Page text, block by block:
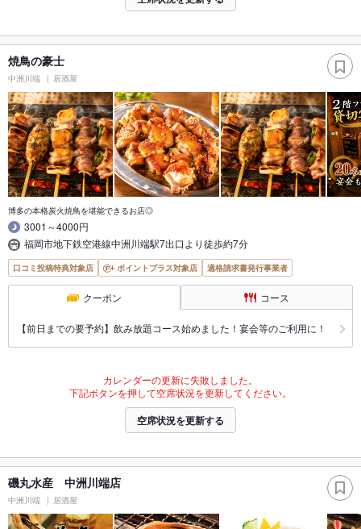
焼鳥の豪士
中洲川端 居酒屋
博多の本格炭火焼鳥を堪能できるお店◎
3001～4000円
福岡市地下鉄空港線中洲川端駅7出口より徒歩約7分
口コミ投稿特典対象店 ポイントプラス対象店 適格請求書発行事業者
クーポン コース
【前日までの要予約】飲み放題コース始めました！宴会等のご利用に！
カレンダーの更新に失敗しました。
下記ボタンを押して空席状況を更新してください。
空席状況を更新する
磯丸水産 中洲川端店
中洲川端 居酒屋